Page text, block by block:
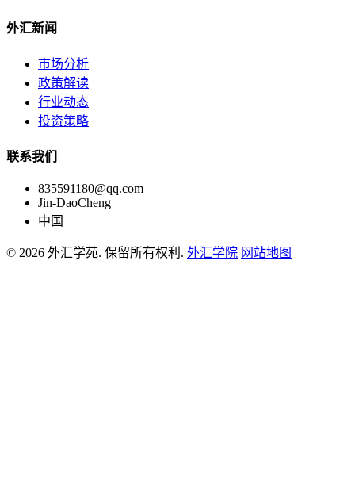
外汇新闻
市场分析
政策解读
行业动态
投资策略
联系我们
835591180@qq.com
Jin-DaoCheng
中国
© 2026 外汇学苑. 保留所有权利. 外汇学院 网站地图